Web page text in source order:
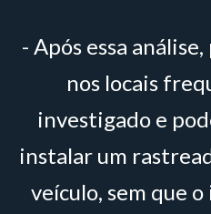
- Após essa
nos locais
investigado e
instalar um
veículo, sem que